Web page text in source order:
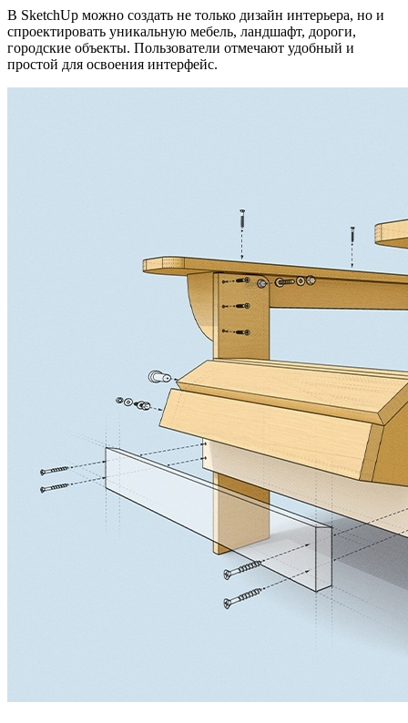
В SketchUp можно создать не только дизайн интерьера, но и
спроектировать уникальную мебель, ландшафт, дороги,
городские объекты. Пользователи отмечают удобный и
простой для освоения интерфейс.